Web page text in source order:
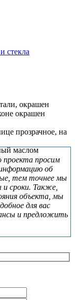
окрашен
окрашен
прозрачное, на
маслом
проекта просим
об
тем точнее мы
сроки. Также,
объекта, мы
для вас
и предложить